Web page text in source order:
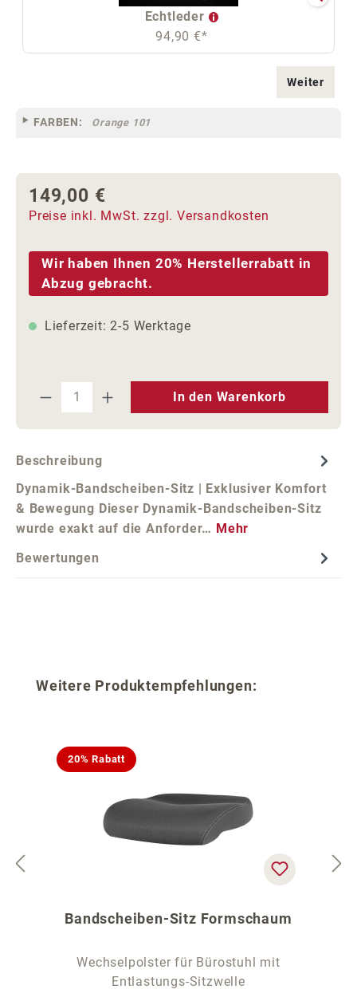
Echtleder
94,90 €*
Weiter
FARBEN: Orange 101
Regulärer Preis:
149,00 €
Preise inkl. MwSt. zzgl. Versandkosten
Wir haben Ihnen 20% Herstellerrabatt in
Abzug gebracht.
Lieferzeit: 2-5 Werktage
Produkt Anzahl: Gib den
In den Warenkorb
Beschreibung
Dynamik-Bandscheiben-Sitz | Exklusiver Komfort
& Bewegung Dieser Dynamik-Bandscheiben-Sitz
wurde exakt auf die Anforder… Mehr
Bewertungen
Produktgalerie überspringen
Weitere Produktempfehlungen:
20% Rabatt
Bandscheiben-Sitz Formschaum
Wechselpolster für Bürostuhl mit
Entlastungs-Sitzwelle